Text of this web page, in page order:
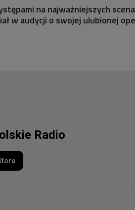
na najważniejszych
w audycji o swojej ulubionej
Radio